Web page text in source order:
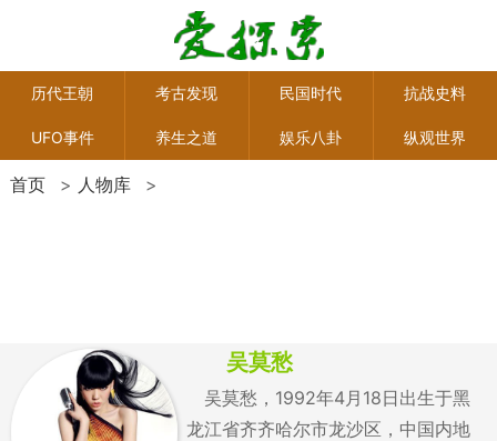
历代王朝 考古发现 民国时代 抗战史料
UFO事件 养生之道 娱乐八卦 纵观世界
首页 > 人物库 >
吴莫愁
吴莫愁，1992年4月18日出生于黑
龙江省齐齐哈尔市龙沙区，中国内地